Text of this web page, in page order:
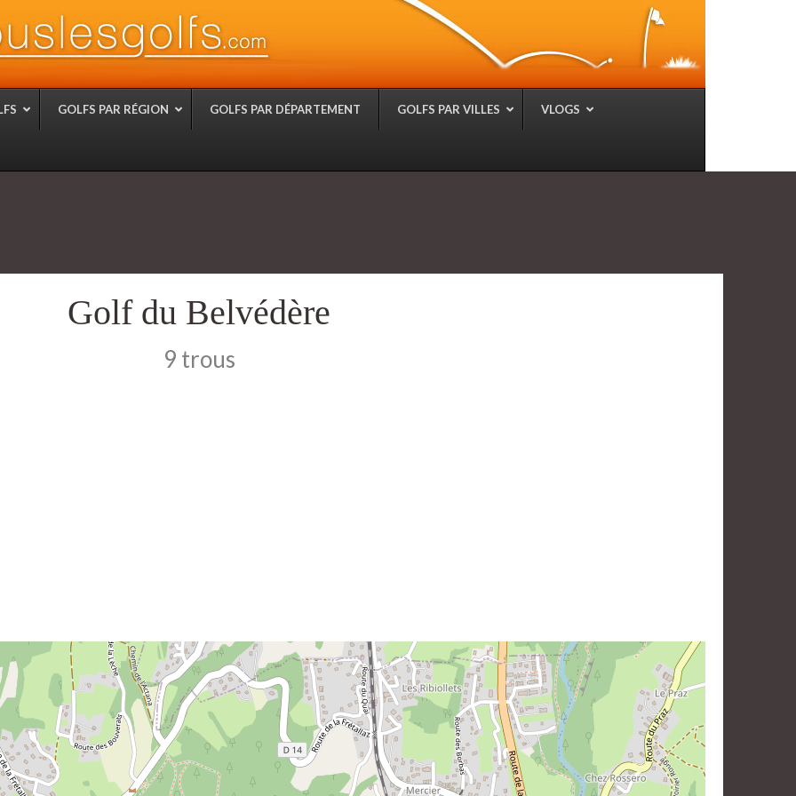
GOLFS PAR RÉGION GOLFS PAR DÉPARTEMENT GOLFS PAR VILLES VLOGS
Golf du Belvédère
9 trous